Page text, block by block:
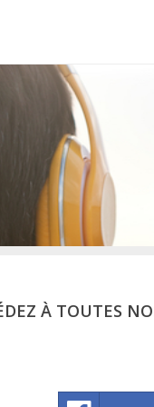
À TOUTES